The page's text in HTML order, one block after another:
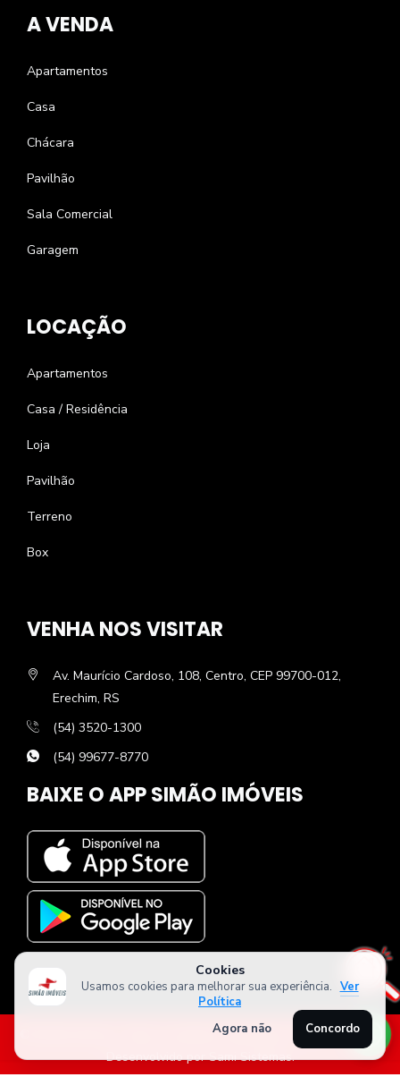
Cookies
Usamos cookies para melhorar sua experiência. Ver
Política
Agora não
Concordo
A VENDA
Apartamentos
Casa
Chácara
Pavilhão
Sala Comercial
Garagem
LOCAÇÃO
Apartamentos
Casa / Residência
Loja
Pavilhão
Terreno
Box
VENHA NOS VISITAR
Av. Maurício Cardoso, 108, Centro, CEP 99700-012,
Erechim, RS
(54) 3520-1300
(54) 99677-8770
BAIXE O APP SIMÃO IMÓVEIS
© Simão Imóveis. Todos os direitos reservados. CRECI - 23252J.
Desenvolvido porSami Sistemas.